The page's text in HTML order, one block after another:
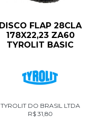
DISCO FLAP 28CLA
178X22,23 ZA60
TYROLIT BASIC
TYROLIT DO BRASIL LTDA
R$31,80